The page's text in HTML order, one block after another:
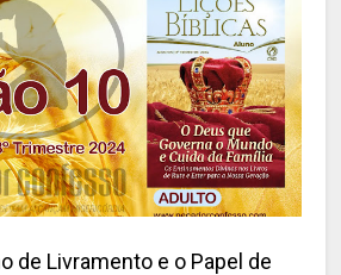
de Livramento e o Papel de